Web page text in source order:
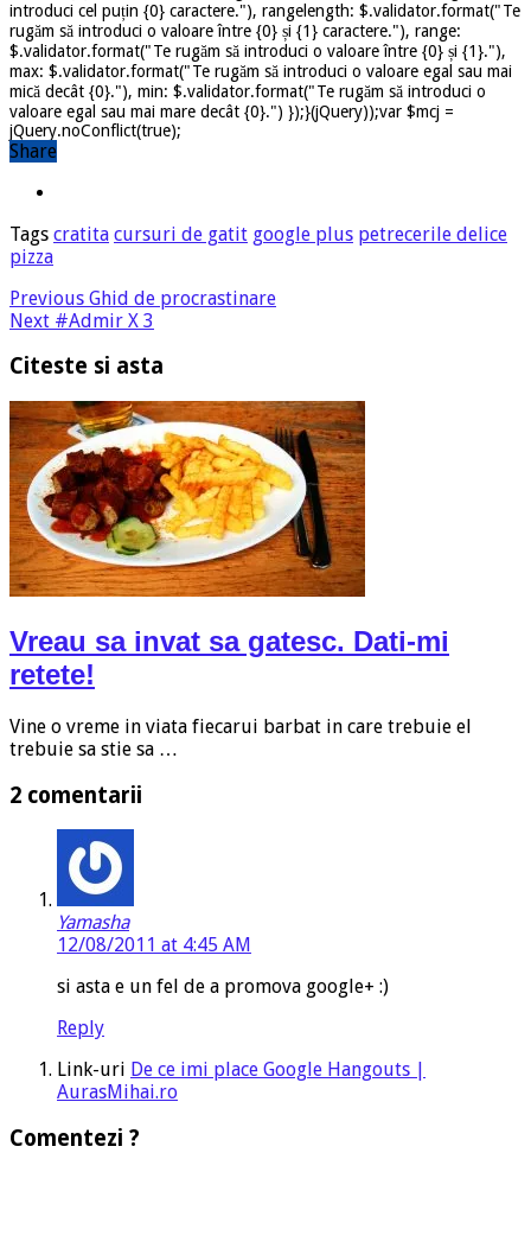
introduci cel puțin {0} caractere."), rangelength: $.validator.format("Te
rugăm să introduci o valoare între {0} și {1} caractere."), range:
$.validator.format("Te rugăm să introduci o valoare între {0} și {1}."),
max: $.validator.format("Te rugăm să introduci o valoare egal sau mai
mică decât {0}."), min: $.validator.format("Te rugăm să introduci o
valoare egal sau mai mare decât {0}.") });}(jQuery));var $mcj =
jQuery.noConflict(true);
Share
Tags cratita cursuri de gatit google plus petrecerile delice
pizza
Previous Ghid de procrastinare
Next #Admir X 3
Citeste si asta
Vreau sa invat sa gatesc. Dati-mi
retete!
Vine o vreme in viata fiecarui barbat in care trebuie el
trebuie sa stie sa …
2 comentarii
Yamasha
12/08/2011 at 4:45 AM
si asta e un fel de a promova google+ :)
Reply
Link-uri De ce imi place Google Hangouts |
AurasMihai.ro
Comentezi ?